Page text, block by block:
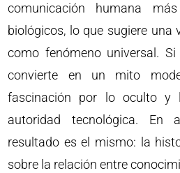
comunicación humana
biológicos, lo que sugiere una
como fenómeno universal.
convierte en un mito
fascinación por lo oculto y
autoridad tecnológica. En
resultado es el mismo: la
sobre la relación entre